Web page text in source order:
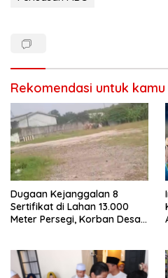
Rekomendasi untuk kamu
Dugaan Kejanggalan 8
Sertifikat di Lahan 13.000
Meter Persegi, Korban Desak